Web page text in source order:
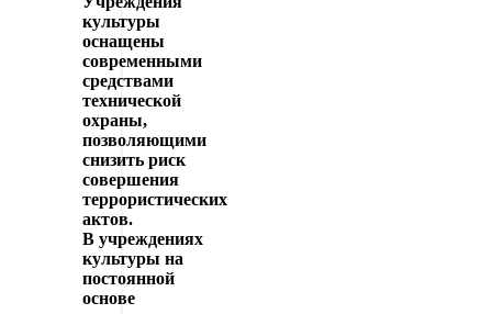
культуры
оснащены
современными
средствами
технической
охраны,
позволяющими
снизить риск
совершения
террористических
актов.
В учреждениях
культуры на
постоянной
основе